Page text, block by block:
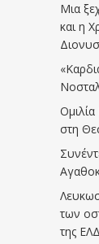
Μια
και η
στη
των
της